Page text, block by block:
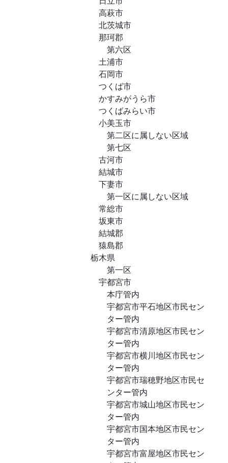
高萩市
北茨城市
那珂郡
第六区
土浦市
石岡市
つくば市
かすみがうら市
つくばみらい市
小美玉市
第二区に属しない区域
第七区
古河市
結城市
下妻市
第一区に属しない区域
常総市
坂東市
結城郡
猿島郡
栃木県
第一区
宇都宮市
本庁管内
宇都宮市平石地区市民セン
ター管内
宇都宮市清原地区市民セン
ター管内
宇都宮市横川地区市民セン
ター管内
宇都宮市瑞穂野地区市民セ
ンター管内
宇都宮市城山地区市民セン
ター管内
宇都宮市国本地区市民セン
ター管内
宇都宮市富屋地区市民セン